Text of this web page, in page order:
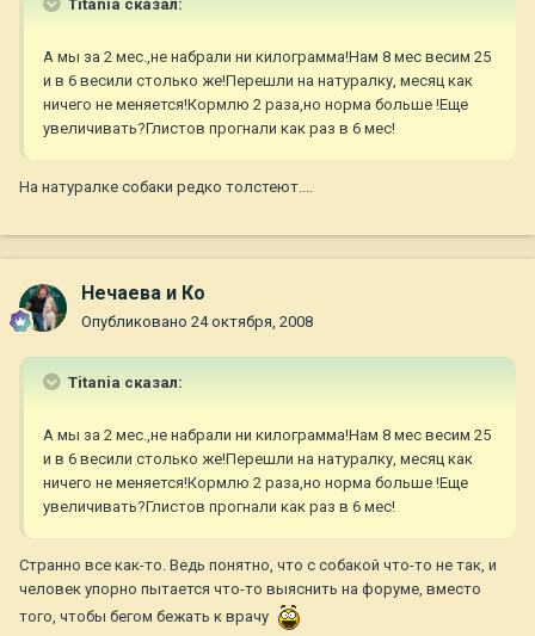
Titania сказал:
А мы за 2 мес.,не набрали ни килограмма!Нам 8 мес весим 25
и в 6 весили столько же!Перешли на натуралку, месяц как
ничего не меняется!Кормлю 2 раза,но норма больше !Еще
увеличивать?Глистов прогнали как раз в 6 мес!
На натуралке собаки редко толстеют....
Нечаева и Ко
Опубликовано 24 октября, 2008
Titania сказал:
А мы за 2 мес.,не набрали ни килограмма!Нам 8 мес весим 25
и в 6 весили столько же!Перешли на натуралку, месяц как
ничего не меняется!Кормлю 2 раза,но норма больше !Еще
увеличивать?Глистов прогнали как раз в 6 мес!
Странно все как-то. Ведь понятно, что с собакой что-то не так, и
человек упорно пытается что-то выяснить на форуме, вместо
того, чтобы бегом бежать к врачу